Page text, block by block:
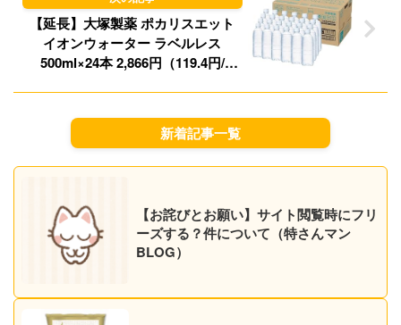
【延長】大塚製薬 ポカリスエット
イオンウォーター ラベルレス
500ml×24本 2,866円（119.4円/
新着記事一覧
【お詫びとお願い】サイト閲覧時にフリ
ーズする？件について（特さんマン
BLOG）